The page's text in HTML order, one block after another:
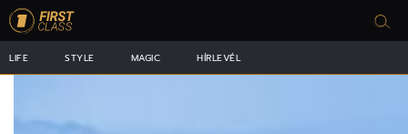
LIFE STYLE MAGIC HÍRLEVÉL